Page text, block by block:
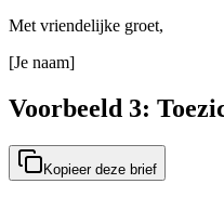
Met vriendelijke groet,
[Je naam]
Voorbeeld 3:
Kopieer deze brief